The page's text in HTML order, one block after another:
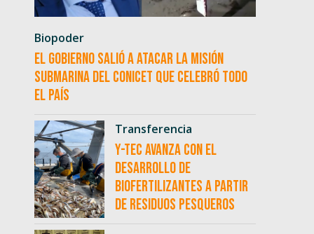
Biopoder
El Gobierno salió a atacar la misión
submarina del CONICET que celebró todo
el país
Transferencia
Y-TEC avanza con el
desarrollo de
biofertilizantes a partir
de residuos pesqueros